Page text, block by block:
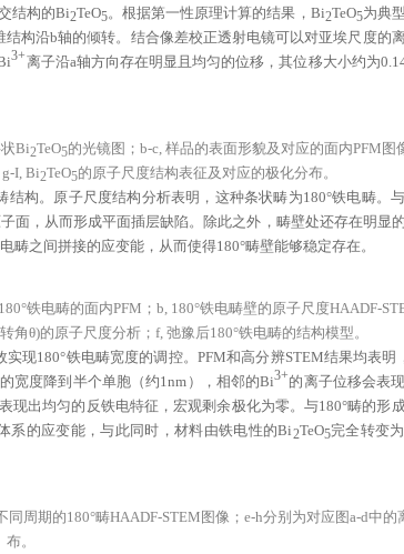
结构的Bi2TeO5。根据第一性原理计算的结果，Bi2TeO5为典
结构沿b轴的倾转。结合像差校正透射电镜可以对亚埃尺度的
3+ 离子沿a轴方向存在明显且均匀的位移，其位移大小约为
状Bi2TeO5的光镜图；b-c, 样品的表面形貌及对应的面内PFM图
I, Bi2TeO5的原子尺度结构表征及对应的极化分布。
构。原子尺度结构分析表明，这种条状畴为180°铁电畴。
面，从而形成平面插层缺陷。除此之外，畴壁处还存在明显
之间拼接的应变能，从而使得180°畴壁能够稳定存在。
铁电畴的面内PFM；b, 180°铁电畴壁的原子尺度HAADF-
θ)的原子尺度分析；f, 弛豫后180°铁电畴的结构模型。
实现180°铁电畴宽度的调控。PFM和高分辨STEM结果均表明
宽度降到半个单胞（约1nm），相邻的Bi3+的离子位移会表
出均匀的反铁电特征，宏观剩余极化为零。与180°畴的形
系的应变能，与此同时，材料由铁电性的Bi2TeO5完全转变
周期的180°畴HAADF-STEM图像；e-h分别为对应图a-d中的
布。